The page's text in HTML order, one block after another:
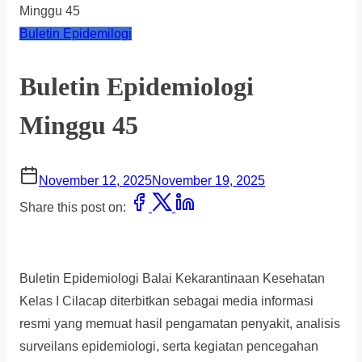
Minggu 45
Buletin Epidemilogi
Buletin Epidemiologi
Minggu 45
November 12, 2025November 19, 2025
Share this post on:
Buletin Epidemiologi Balai Kekarantinaan Kesehatan
Kelas I Cilacap diterbitkan sebagai media informasi
resmi yang memuat hasil pengamatan penyakit, analisis
surveilans epidemiologi, serta kegiatan pencegahan